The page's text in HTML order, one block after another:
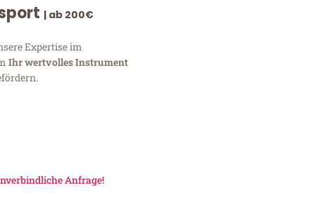
| ab 200€
Expertise im
Ihr wertvolles Instrument
Anfrage!